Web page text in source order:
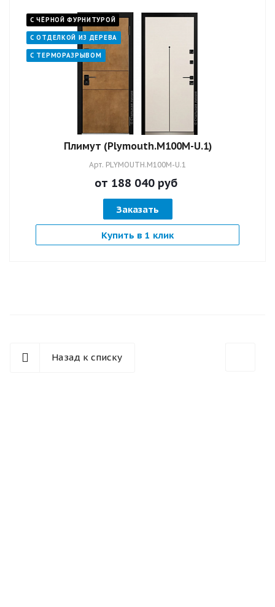
С ЧЁРНОЙ ФУРНИТУРОЙ
С ОТДЕЛКОЙ ИЗ ДЕРЕВА
С ТЕРМОРАЗРЫВОМ
Плимут (Plymouth.M100M-U.1)
Арт. PLYMOUTH.M100M-U.1
от 188 040 руб
Заказать
Купить в 1 клик
Назад к списку